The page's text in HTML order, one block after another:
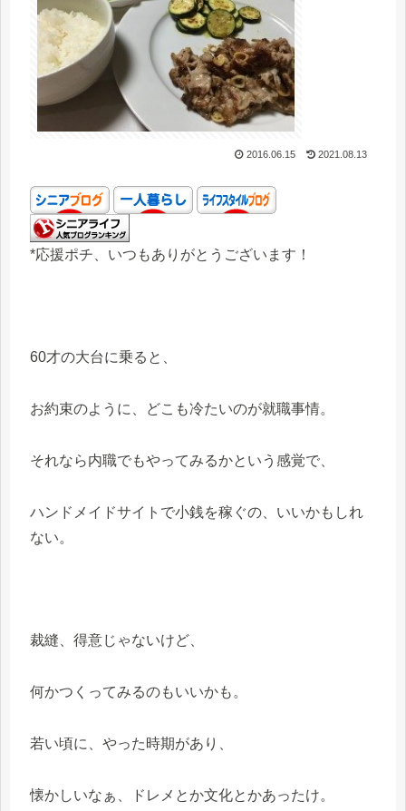
2016.06.15 2021.08.13
*応援ポチ、いつもありがとうございます！
60才の大台に乗ると、
お約束のように、どこも冷たいのが就職事情。
それなら内職でもやってみるかという感覚で、
ハンドメイドサイトで小銭を稼ぐの、いいかもしれ
ない。
裁縫、得意じゃないけど、
何かつくってみるのもいいかも。
若い頃に、やった時期があり、
懐かしいなぁ、ドレメとか文化とかあったけ。